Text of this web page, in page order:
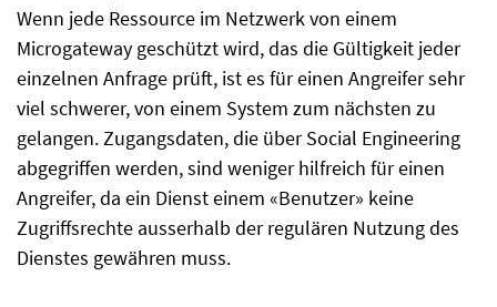
Wenn jede Ressource im Netzwerk von einem
Microgateway geschützt wird, das die Gültigkeit jeder
einzelnen Anfrage prüft, ist es für einen Angreifer sehr
viel schwerer, von einem System zum nächsten zu
gelangen. Zugangsdaten, die über Social Engineering
abgegriffen werden, sind weniger hilfreich für einen
Angreifer, da ein Dienst einem «Benutzer» keine
Zugriffsrechte ausserhalb der regulären Nutzung des
Dienstes gewähren muss.